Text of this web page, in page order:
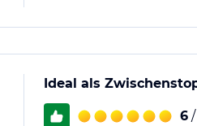
Ideal als
6